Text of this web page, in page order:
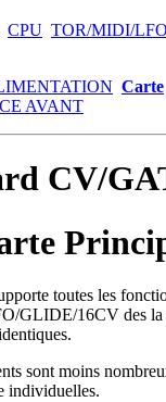
CPU TOR/MIDI/LFO
Carte
AVANT
CV/
toutes les
GLIDE/16CV des la
sont moins
individuelles.